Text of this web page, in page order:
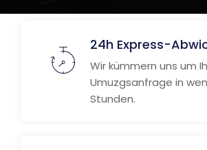
24h Express-
Wir kümmern uns um
Umuzgsanfrage in
Stunden.